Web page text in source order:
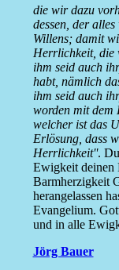
die wir dazu
dessen, der
Willens; damit
Herrlichkeit, die
ihm seid auch
habt, nämlich
ihm seid auch
worden mit dem
welcher ist das
Erlösung, dass
Herrlichkeit''.
Ewigkeit deinen
Barmherzigkeit
herangelassen
Evangelium.
und in alle
Jörg Bauer